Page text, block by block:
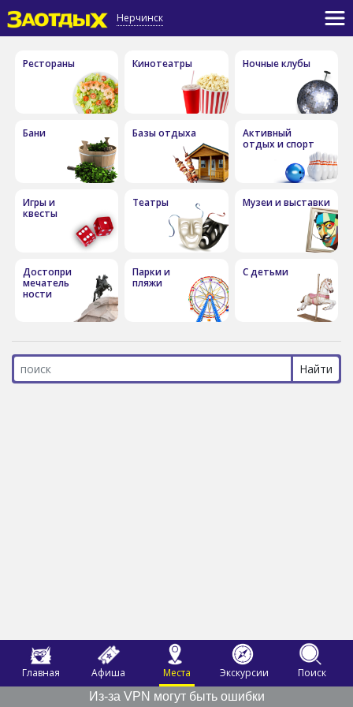
Нерчинск
Главная Афиша Места Экскурсии
Поиск
Из-за VPN могут быть ошибки
Рестораны Кинотеатры Ночные клубы
Бани Базы отдыха
Активный
отдых и спорт
Игры и
квесты
Театры Музеи и выставки
Достопри
мечатель
ности
Парки и
пляжи
С детьми